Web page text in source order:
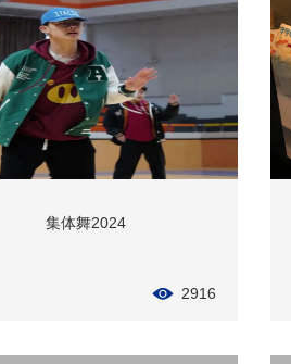
集体舞2024
2916